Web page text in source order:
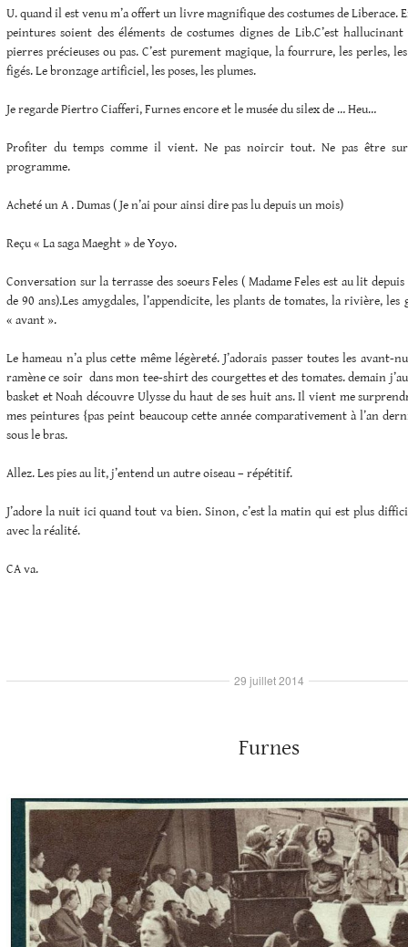
U. quand il est venu m’a offert un livre magnifique des costumes de Liberace.
peintures soient des éléments de costumes dignes de Lib.C’est
pierres précieuses ou pas. C’est purement magique, la fourrure, les perles,
figés. Le bronzage artificiel, les poses, les plumes.
Je regarde Piertro Ciafferi, Furnes encore et le musée du silex de … Heu…
Profiter du temps comme il vient. Ne pas noircir tout. Ne pas être
programme.
Acheté un A . Dumas ( Je n’ai pour ainsi dire pas lu depuis un mois)
Reçu « La saga Maeght » de Yoyo.
Conversation sur la terrasse des soeurs Feles ( Madame Feles est au lit
de 90 ans).Les amygdales, l’appendicite, les plants de tomates, la rivière,
« avant ».
Le hameau n’a plus cette même légèreté. J’adorais passer toutes les avant-
ramène ce soir dans mon tee-shirt des courgettes et des tomates. demain
basket et Noah découvre Ulysse du haut de ses huit ans. Il vient me
mes peintures {pas peint beaucoup cette année comparativement à l’an
sous le bras.
Allez. Les pies au lit, j’entend un autre oiseau – répétitif.
J’adore la nuit ici quand tout va bien. Sinon, c’est la matin qui est plus
avec la réalité.
CA va.
Furnes
29 juillet 2014